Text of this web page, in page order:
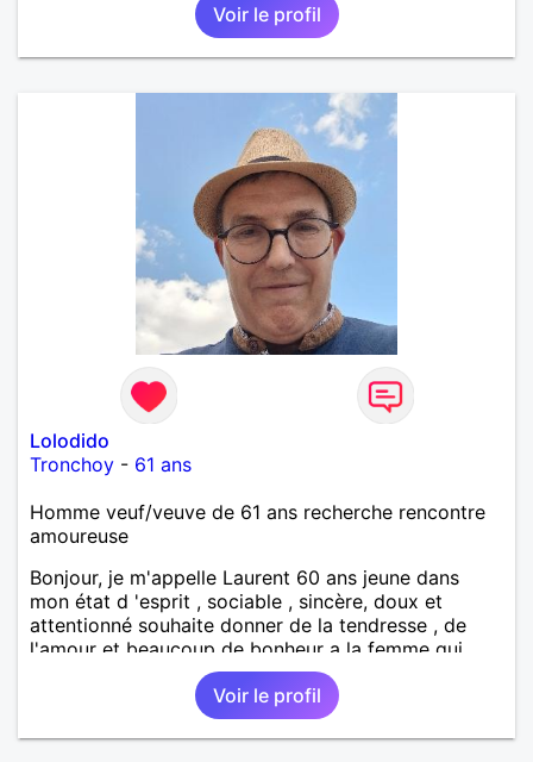
Voir le profil
Lolodido
Tronchoy - 61 ans
Homme veuf/veuve de 61 ans recherche rencontre
amoureuse
Bonjour, je m'appelle Laurent 60 ans jeune dans
mon état d 'esprit , sociable , sincère, doux et
attentionné souhaite donner de la tendresse , de
l'amour et beaucoup de bonheur a la femme qui
souhaitera partager ma vie . Bientôt en retraite a la
fin de l 'année et libre de toute contrainte. Digne de
confiance à la femme qui voudras m 'en accorder
en toute sincérité. Pour le reste venez me découvrir
Voir le profil